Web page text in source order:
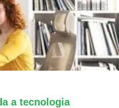
a tecnologia